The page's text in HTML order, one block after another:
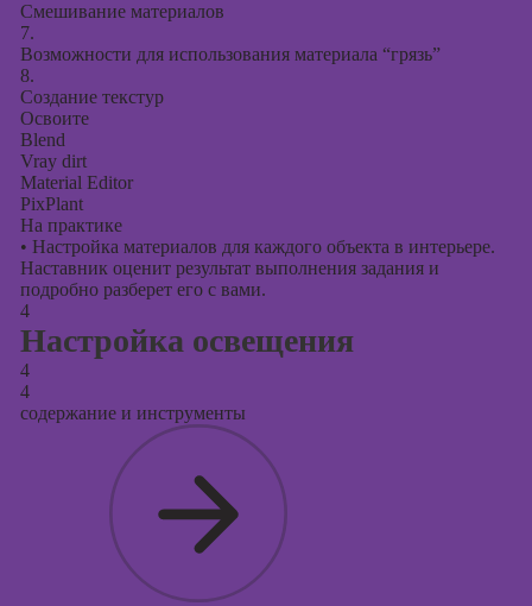
Смешивание материалов
7.
Возможности для использования материала “грязь”
8.
Создание текстур
Освоите
Blend
Vray dirt
Material Editor
PixPlant
На практике
• Настройка материалов для каждого объекта в интерьере.
Наставник оценит результат выполнения задания и
подробно разберет его с вами.
4
Настройка освещения
4
4
содержание и инструменты